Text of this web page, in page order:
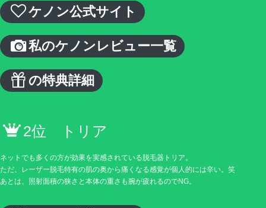
ケノン公式サイト
私のケノンレビュー一覧
の特典詳細
2位 トリア
ネットでも多くの方が効果を実感されている脱毛器トリア。
ただ、レーザー脱毛特有の肌の奥から痛くなる感覚が個人的には辛い。笑
あとは、照射面積の狭さと本体の重さも腕が疲れるのでNG。